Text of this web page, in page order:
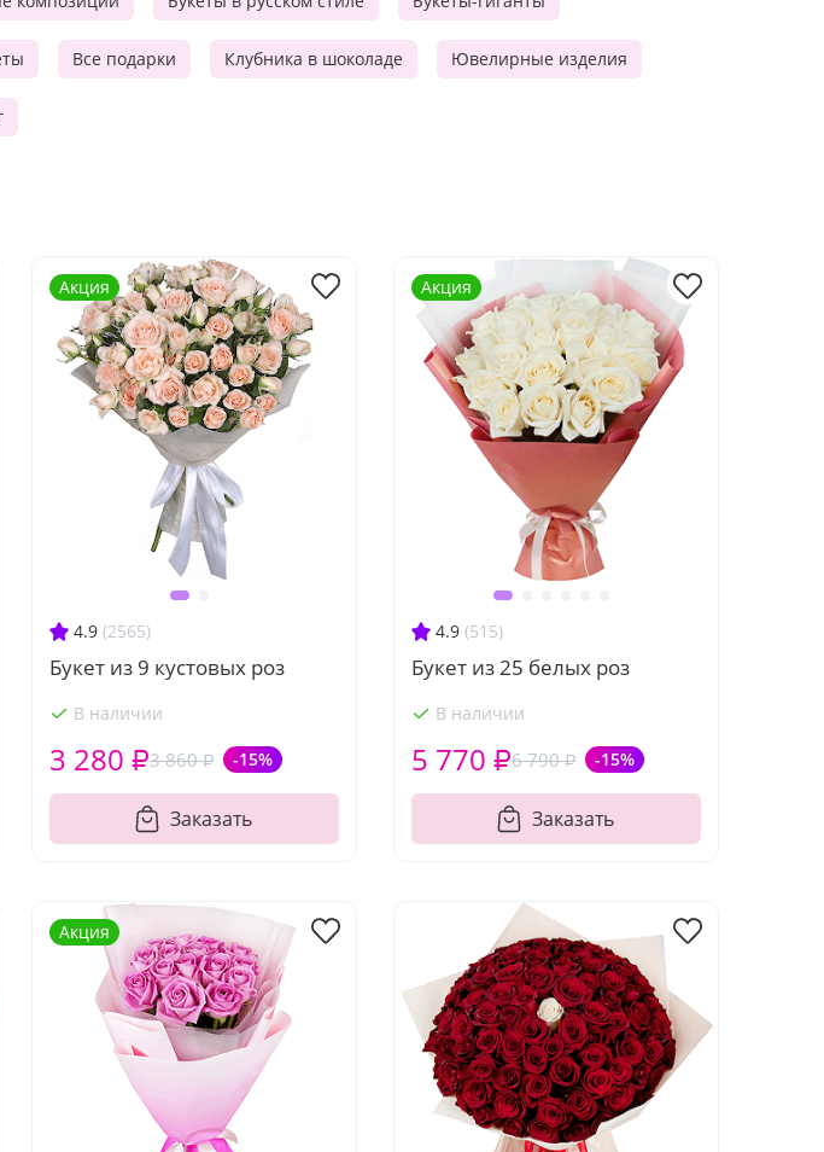
Все подарки Клубника в шоколаде Ювелирные изделия
4.9 (2565)
Букет из 9 кустовых роз
В наличии
3 860 ₽ -15%
3 280 ₽
Заказать
Акция
4.9 (515)
Букет из 25 белых роз
В наличии
6 790 ₽ -15%
5 770 ₽
Заказать
Акция
Акция